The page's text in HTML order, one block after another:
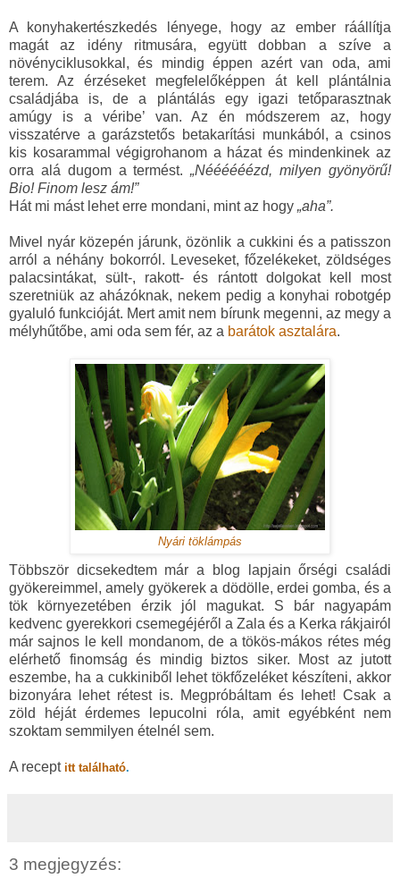
A konyhakertészkedés lényege, hogy az ember ráállítja
magát az idény ritmusára, együtt dobban a szíve a
növényciklusokkal, és mindig éppen azért van oda, ami
terem. Az érzéseket megfelelőképpen át kell plántálnia
családjába is, de a plántálás egy igazi tetőparasztnak
amúgy is a véribe’ van. Az én módszerem az, hogy
visszatérve a garázstetős betakarítási munkából, a csinos
kis kosarammal végigrohanom a házat és mindenkinek az
orra alá dugom a termést.„Néééééézd, milyen gyönyörű!
Bio! Finom lesz ám!”
Hát mi mást lehet erre mondani, mint az hogy „aha”.
Mivel nyár közepén járunk, özönlik a cukkini és a patisszon
arról a néhány bokorról. Leveseket, főzelékeket, zöldséges
palacsintákat, sült-, rakott- és rántott dolgokat kell most
szeretniük az aházóknak, nekem pedig a konyhai robotgép
gyaluló funkcióját. Mert amit nem bírunk megenni, az megy a
mélyhűtőbe, ami oda sem fér, az a barátok asztalára.
Nyári töklámpás
Többször dicsekedtem már a blog lapjain őrségi családi
gyökereimmel, amely gyökerek a dödölle, erdei gomba, és a
tök környezetében érzik jól magukat. S bár nagyapám
kedvenc gyerekkori csemegéjéről a Zala és a Kerka rákjairól
már sajnos le kell mondanom, de a tökös-mákos rétes még
elérhető finomság és mindig biztos siker. Most az jutott
eszembe, ha a cukkiniből lehet tökfőzeléket készíteni, akkor
bizonyára lehet rétest is. Megpróbáltam és lehet! Csak a
zöld héját érdemes lepucolni róla, amit egyébként nem
szoktam semmilyen ételnél sem.
A recept itt található.
3 megjegyzés: